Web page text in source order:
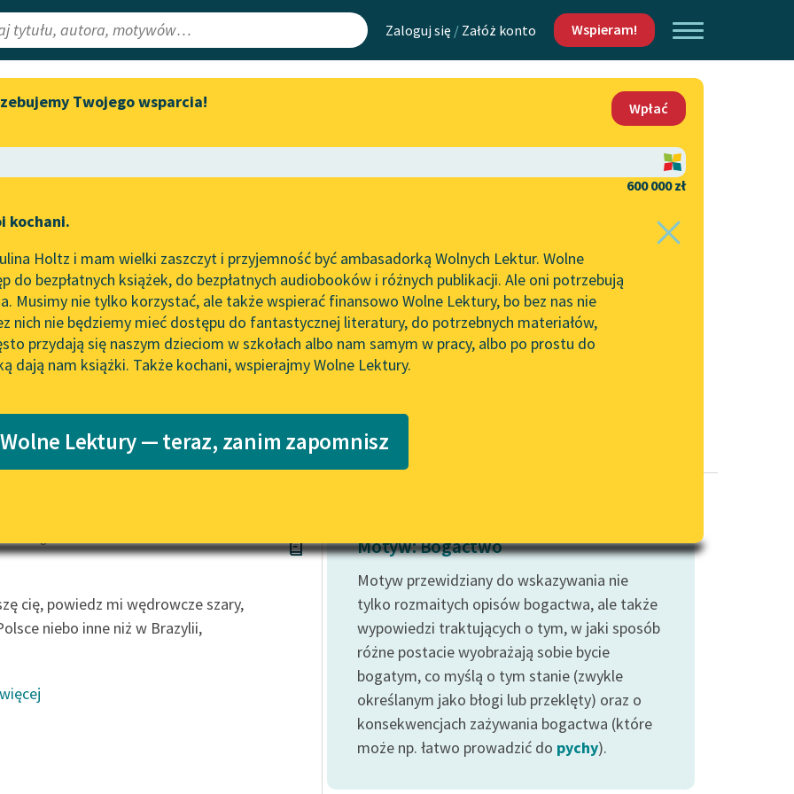
Zaloguj się / Załóż konto Wspieram!
Lektury
redakcyjne
Aktualności
„Prokurator Alicja Horn” do
literatury skandynawskiej
Spotkanie z Katarzyną Tunkiel
w Oslo
102. lata temu zmarł Joseph
Conrad
Lektury szkolne i klasyka
literatury do słuchania dla
E-kolekcja lektur szkolnych i
literatury do słuchania dla
niepełnosprawnościami
Feministyczne inspiracje.
Popularyzacja skandynawskiej
Mapa Wolnych Lektur
Leśmianator
API
OAI-PMH
Widget Wolnych Lektur
Katalog
Katalog w formacie PDF
Kontakt
O projekcie
Zasady wykorzystania
Wolnych Lektur
Logotypy
Materiały promocyjne
wrażliwych
Deklaracja dostępności
Twojego wsparcia!
Wpłać
600 000 zł
kochani.
Holtz i mam wielki zaszczyt i przyjemność być ambasadorką Wolnych Lektur. Wolne
do bezpłatnych książek, do bezpłatnych audiobooków i różnych publikacji. Ale oni potrzebują
Musimy nie tylko korzystać, ale także wspierać finansowo Wolne Lektury, bo bez nas nie
nich nie będziemy mieć dostępu do fantastycznej literatury, do potrzebnych materiałów,
przydają się naszym dzieciom w szkołach albo nam samym w pracy, albo po prostu do
dają nam książki. Także kochani, wspierajmy Wolne Lektury.
Lektury — teraz, zanim zapomnisz
Maurycy Schlanger✖
cię, powiedz mi wędrowcze szary,
niebo inne niż w Brazylii,
Motyw: Bogactwo
Motyw przewidziany do wskazywania nie
tylko rozmaitych opisów bogactwa, ale także
wypowiedzi traktujących o tym, w jaki sposób
różne postacie wyobrażają sobie bycie
bogatym, co myślą o tym stanie (zwykle
określanym jako błogi lub przeklęty) oraz o
konsekwencjach zażywania bogactwa (które
może np. łatwo prowadzić do pychy).